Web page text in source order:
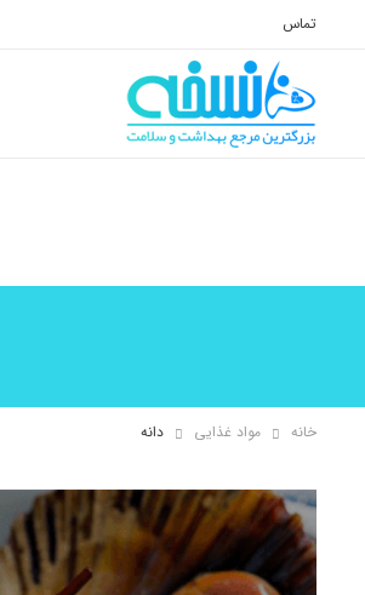
تماس
خانه مواد غذایی دانه